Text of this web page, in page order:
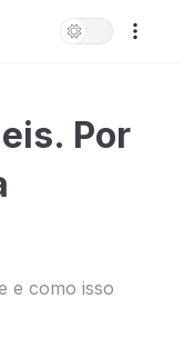
Por
e como isso